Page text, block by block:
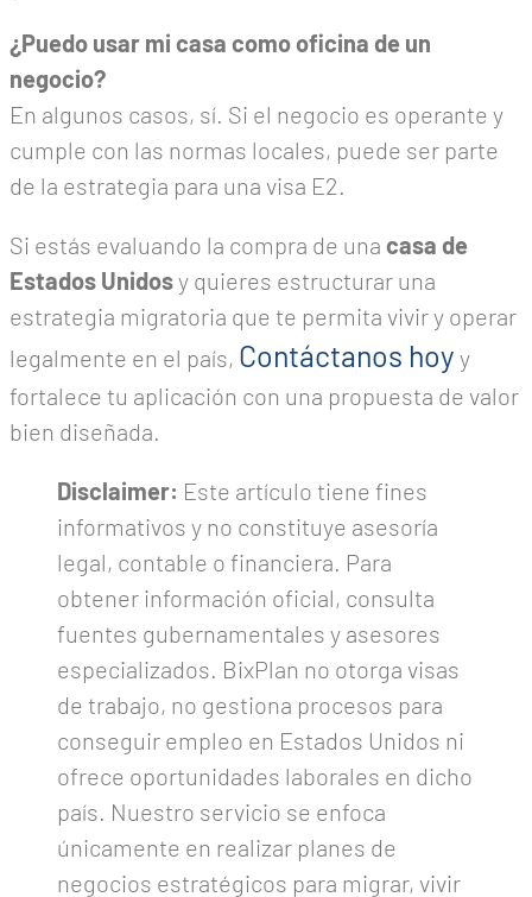
¿Puedo usar mi casa como oficina de un
negocio?
En algunos casos, sí. Si el negocio es operante y
cumple con las normas locales, puede ser parte
de la estrategia para una visa E2.
Si estás evaluando la compra de una casa de
Estados Unidosy quieres estructurar una
estrategia migratoria que te permita vivir y operar
legalmente en el país, Contáctanos hoy y
fortalece tu aplicación con una propuesta de valor
bien diseñada.
Disclaimer: Este artículo tiene fines
informativos y no constituye asesoría
legal, contable o financiera. Para
obtener información oficial, consulta
fuentes gubernamentales y asesores
especializados. BixPlan no otorga visas
de trabajo, no gestiona procesos para
conseguir empleo en Estados Unidos ni
ofrece oportunidades laborales en dicho
país. Nuestro servicio se enfoca
únicamente en realizar planes de
negocios estratégicos para migrar, vivir